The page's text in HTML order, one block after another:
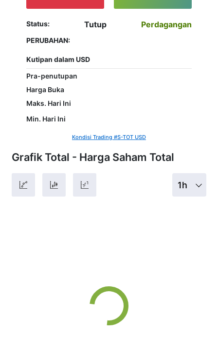
Grafik Total - Harga Saham Total
1h
Status: Tutup Perdagangan
PERUBAHAN:
Kutipan dalam USD
Pra-penutupan
Harga Buka
Maks. Hari Ini
Min. Hari Ini
Kondisi Trading #S-TOT USD